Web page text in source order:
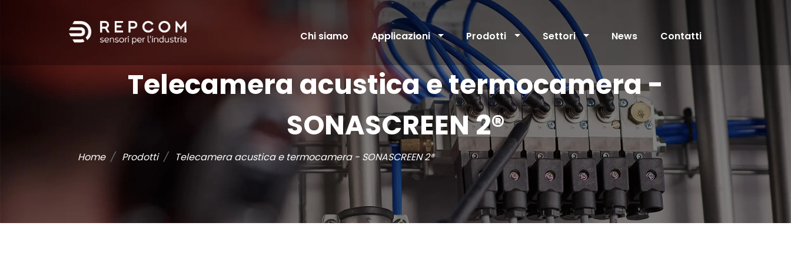
Chi siamo Applicazioni Prodotti Settori News Contatti
Telecamera acustica e termocamera -
SONASCREEN 2®
Home Prodotti Telecamera acustica e termocamera - SONASCREEN 2®